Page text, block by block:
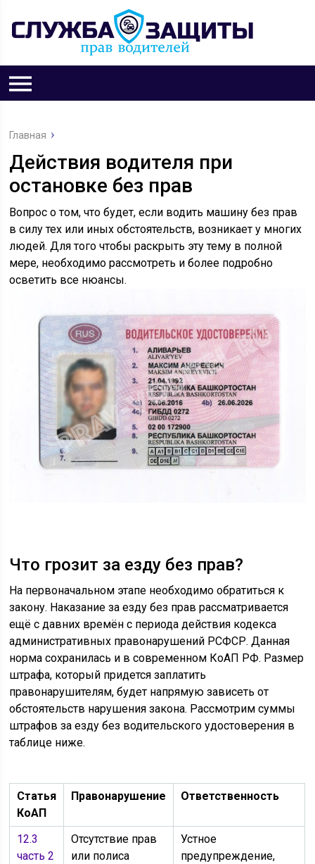
Главная
Действия водителя при
остановке без прав
Вопрос о том, что будет, если водить машину без прав
в силу тех или иных обстоятельств, возникает у многих
людей. Для того чтобы раскрыть эту тему в полной
мере, необходимо рассмотреть и более подробно
осветить все нюансы.
Что грозит за езду без прав?
На первоначальном этапе необходимо обратиться к
закону. Наказание за езду без прав рассматривается
ещё с давних времён с периода действия кодекса
административных правонарушений РСФСР. Данная
норма сохранилась и в современном КоАП РФ. Размер
штрафа, который придется заплатить
правонарушителям, будет напрямую зависеть от
обстоятельств нарушения закона. Рассмотрим суммы
штрафов за езду без водительского удостоверения в
таблице ниже.
Статья
КоАП
Правонарушение Ответственность
12.3
часть 2
Отсутствие прав
или полиса
Устное
предупреждение,